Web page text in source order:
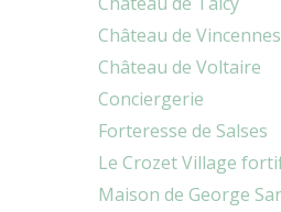
Château de Vincennes
Château de Voltaire
Conciergerie
Forteresse de Salses
Le Crozet Village
Maison de George